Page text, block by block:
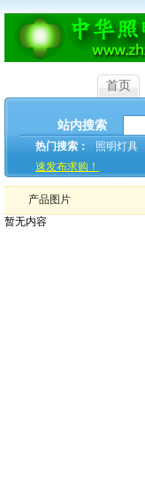
首页
站内搜索
热门搜索： 照明灯具
速发布求购！
产品图片
暂无内容